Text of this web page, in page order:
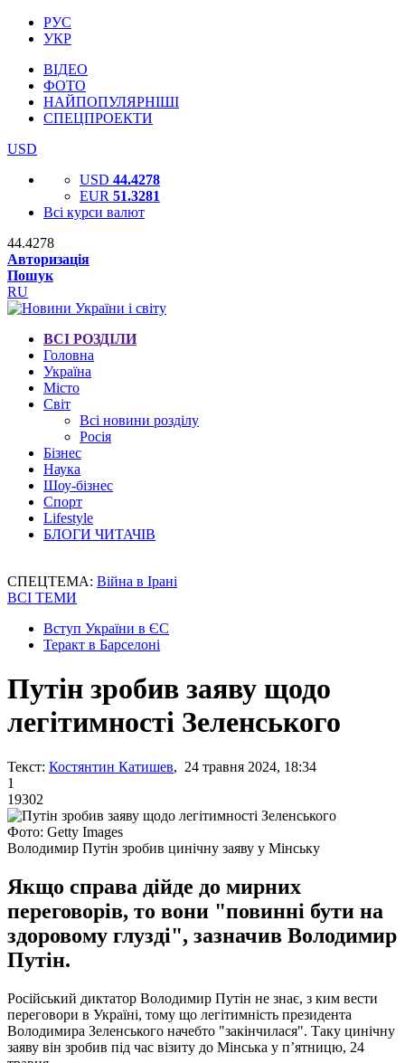
РУС
УКР
ВІДЕО
ФОТО
НАЙПОПУЛЯРНІШІ
СПЕЦПРОЕКТИ
USD
USD 44.4278
EUR 51.3281
Всі курси валют
44.4278
Авторизація
Пошук
RU
ВСІ РОЗДІЛИ
Головна
Україна
Місто
Світ
Всі новини розділу
Росія
Бізнес
Наука
Шоу-бізнес
Спорт
Lifestyle
БЛОГИ ЧИТАЧІВ
СПЕЦТЕМА: Війна в Ірані
ВСІ ТЕМИ
Вступ України в ЄС
Теракт в Барселоні
Путін зробив заяву щодо
легітимності Зеленського
Текст: Костянтин Катишев, 24 травня 2024, 18:34
1
19302
Фото: Getty Images
Володимир Путін зробив цинічну заяву у Мінську
Якщо справа дійде до мирних
переговорів, то вони "повинні бути на
здоровому глузді", зазначив Володимир
Путін.
Російський диктатор Володимир Путін не знає, з ким вести
переговори в Україні, тому що легітимність президента
Володимира Зеленського начебто "закінчилася". Таку цинічну
заяву він зробив під час візиту до Мінська у п’ятницю, 24